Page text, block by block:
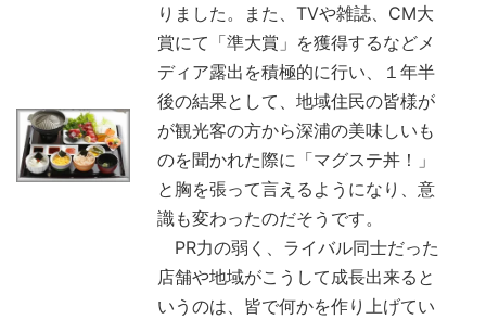
りました。また、TVや雑誌、CM大
賞にて「準大賞」を獲得するなどメ
ディア露出を積極的に行い、１年半
後の結果として、地域住民の皆様が
が観光客の方から深浦の美味しいも
のを聞かれた際に「マグステ丼！」
と胸を張って言えるようになり、意
識も変わったのだそうです。
PR力の弱く、ライバル同士だった
店舗や地域がこうして成長出来ると
いうのは、皆で何かを作り上げてい